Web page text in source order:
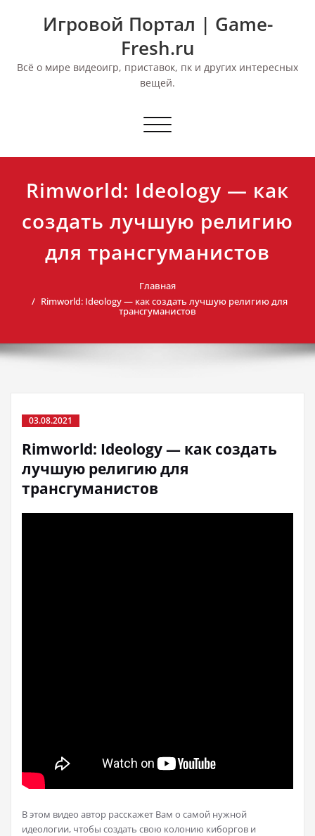
Игровой Портал | Game-
Fresh.ru
Всё о мире видеоигр, приставок, пк и других интересных
вещей.
Переключить
Rimworld: Ideology — как
создать лучшую религию
для трансгуманистов
Главная
Rimworld: Ideology — как создать лучшую религию для
трансгуманистов
03.08.2021
Rimworld: Ideology — как создать
лучшую религию для
трансгуманистов
В этом видео автор расскажет Вам о самой нужной
идеологии, чтобы создать свою колонию киборгов и